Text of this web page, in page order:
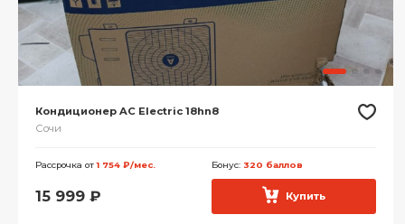
Кондиционер AC Electric 18hn8
Сочи
Рассрочка от1 754 ₽/мес. Бонус: 320 баллов
15 999 ₽ Купить